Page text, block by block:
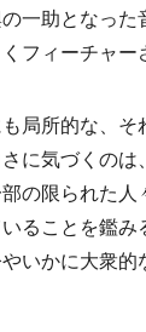
一助となっ
フィーチャー
局所的な、そ
に気づくのは
の限られた
ることを鑑
いかに大衆的